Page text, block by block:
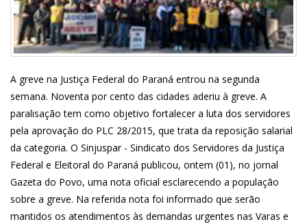
A greve na Justiça Federal do Paraná entrou na segunda
semana. Noventa por cento das cidades aderiu à greve. A
paralisação tem como objetivo fortalecer a luta dos servidores
pela aprovação do PLC 28/2015, que trata da reposição salarial
da categoria. O Sinjuspar - Sindicato dos Servidores da Justiça
Federal e Eleitoral do Paraná publicou, ontem (01), no jornal
Gazeta do Povo, uma nota oficial esclarecendo a população
sobre a greve. Na referida nota foi informado que serão
mantidos os atendimentos às demandas urgentes nas Varas e